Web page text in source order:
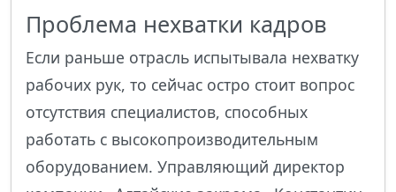
Проблема нехватки кадров
Если раньше отрасль испытывала нехватку
рабочих рук, то сейчас остро стоит вопрос
отсутствия специалистов, способных
работать с высокопроизводительным
оборудованием. Управляющий директор